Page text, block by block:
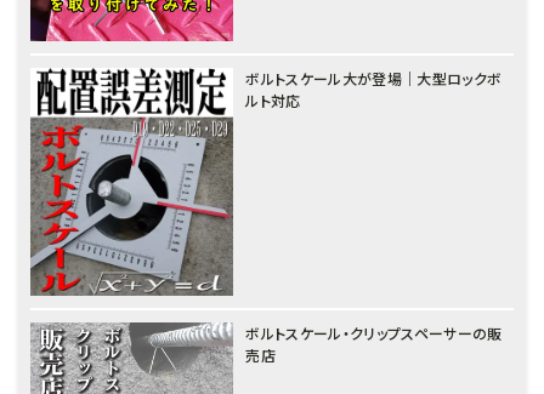
ボルトスケール大が登場｜大型ロックボ
ルト対応
ボルトスケール・クリップスペーサーの販
売店